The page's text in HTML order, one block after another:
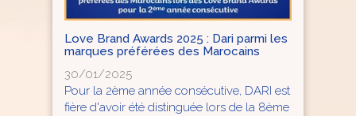
Love Brand Awards 2025 : Dari parmi les
marques préférées des Marocains
30/01/2025
Pour la 2ème année consécutive, DARI est
fière d'avoir été distinguée lors de la 8ème